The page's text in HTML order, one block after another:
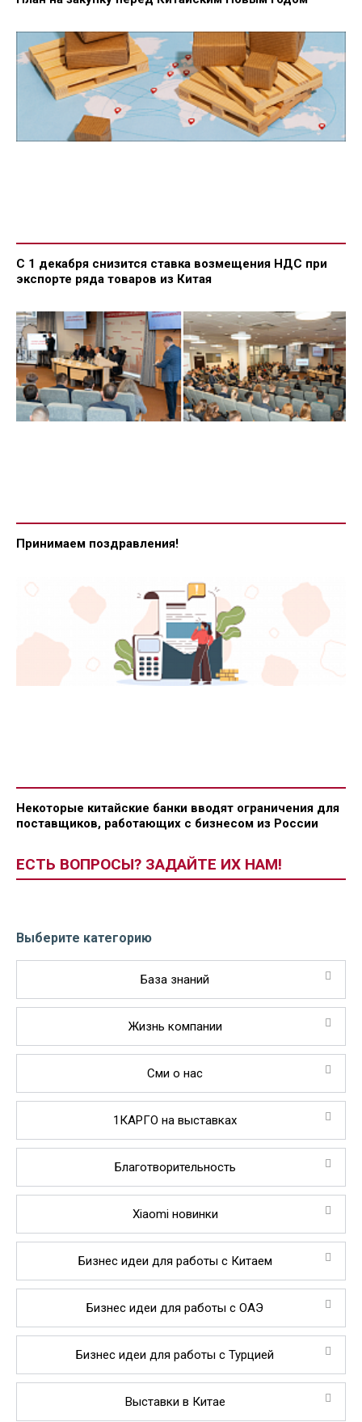
С 1 декабря снизится ставка возмещения НДС при
экспорте ряда товаров из Китая
Принимаем поздравления!
Некоторые китайские банки вводят ограничения для
поставщиков, работающих с бизнесом из России
ЕСТЬ ВОПРОСЫ? ЗАДАЙТЕ ИХ НАМ!
Выберите категорию
База знаний
Жизнь компании
Сми о нас
1КАРГО на выставках
Благотворительность
Xiaomi новинки
Бизнес идеи для работы с Китаем
Бизнес идеи для работы с ОАЭ
Бизнес идеи для работы с Турцией
Выставки в Китае